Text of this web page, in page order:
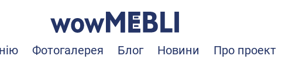
Фотогалерея Блог Новини Про проект